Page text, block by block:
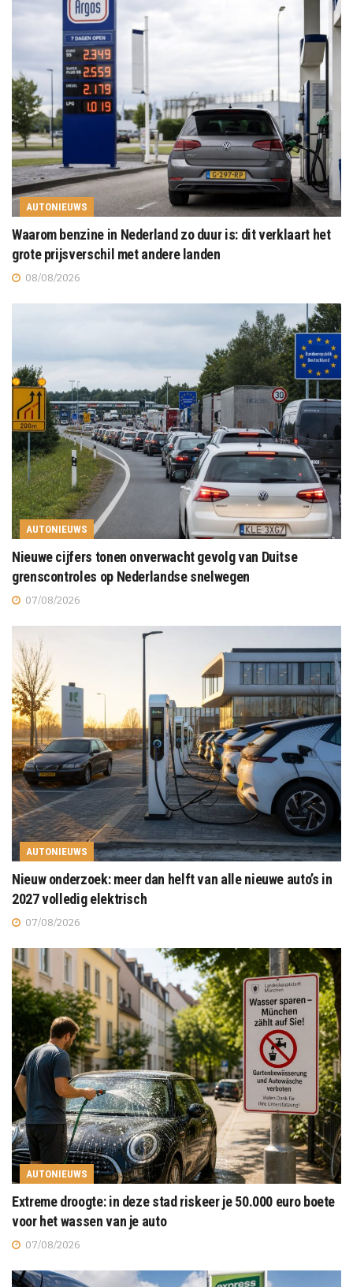
AUTONIEUWS
Waarom benzine in Nederland zo duur is: dit verklaart het
grote prijsverschil met andere landen
08/08/2026
AUTONIEUWS
Nieuwe cijfers tonen onverwacht gevolg van Duitse
grenscontroles op Nederlandse snelwegen
07/08/2026
AUTONIEUWS
Nieuw onderzoek: meer dan helft van alle nieuwe auto’s in
2027 volledig elektrisch
07/08/2026
AUTONIEUWS
Extreme droogte: in deze stad riskeer je 50.000 euro boete
voor het wassen van je auto
07/08/2026